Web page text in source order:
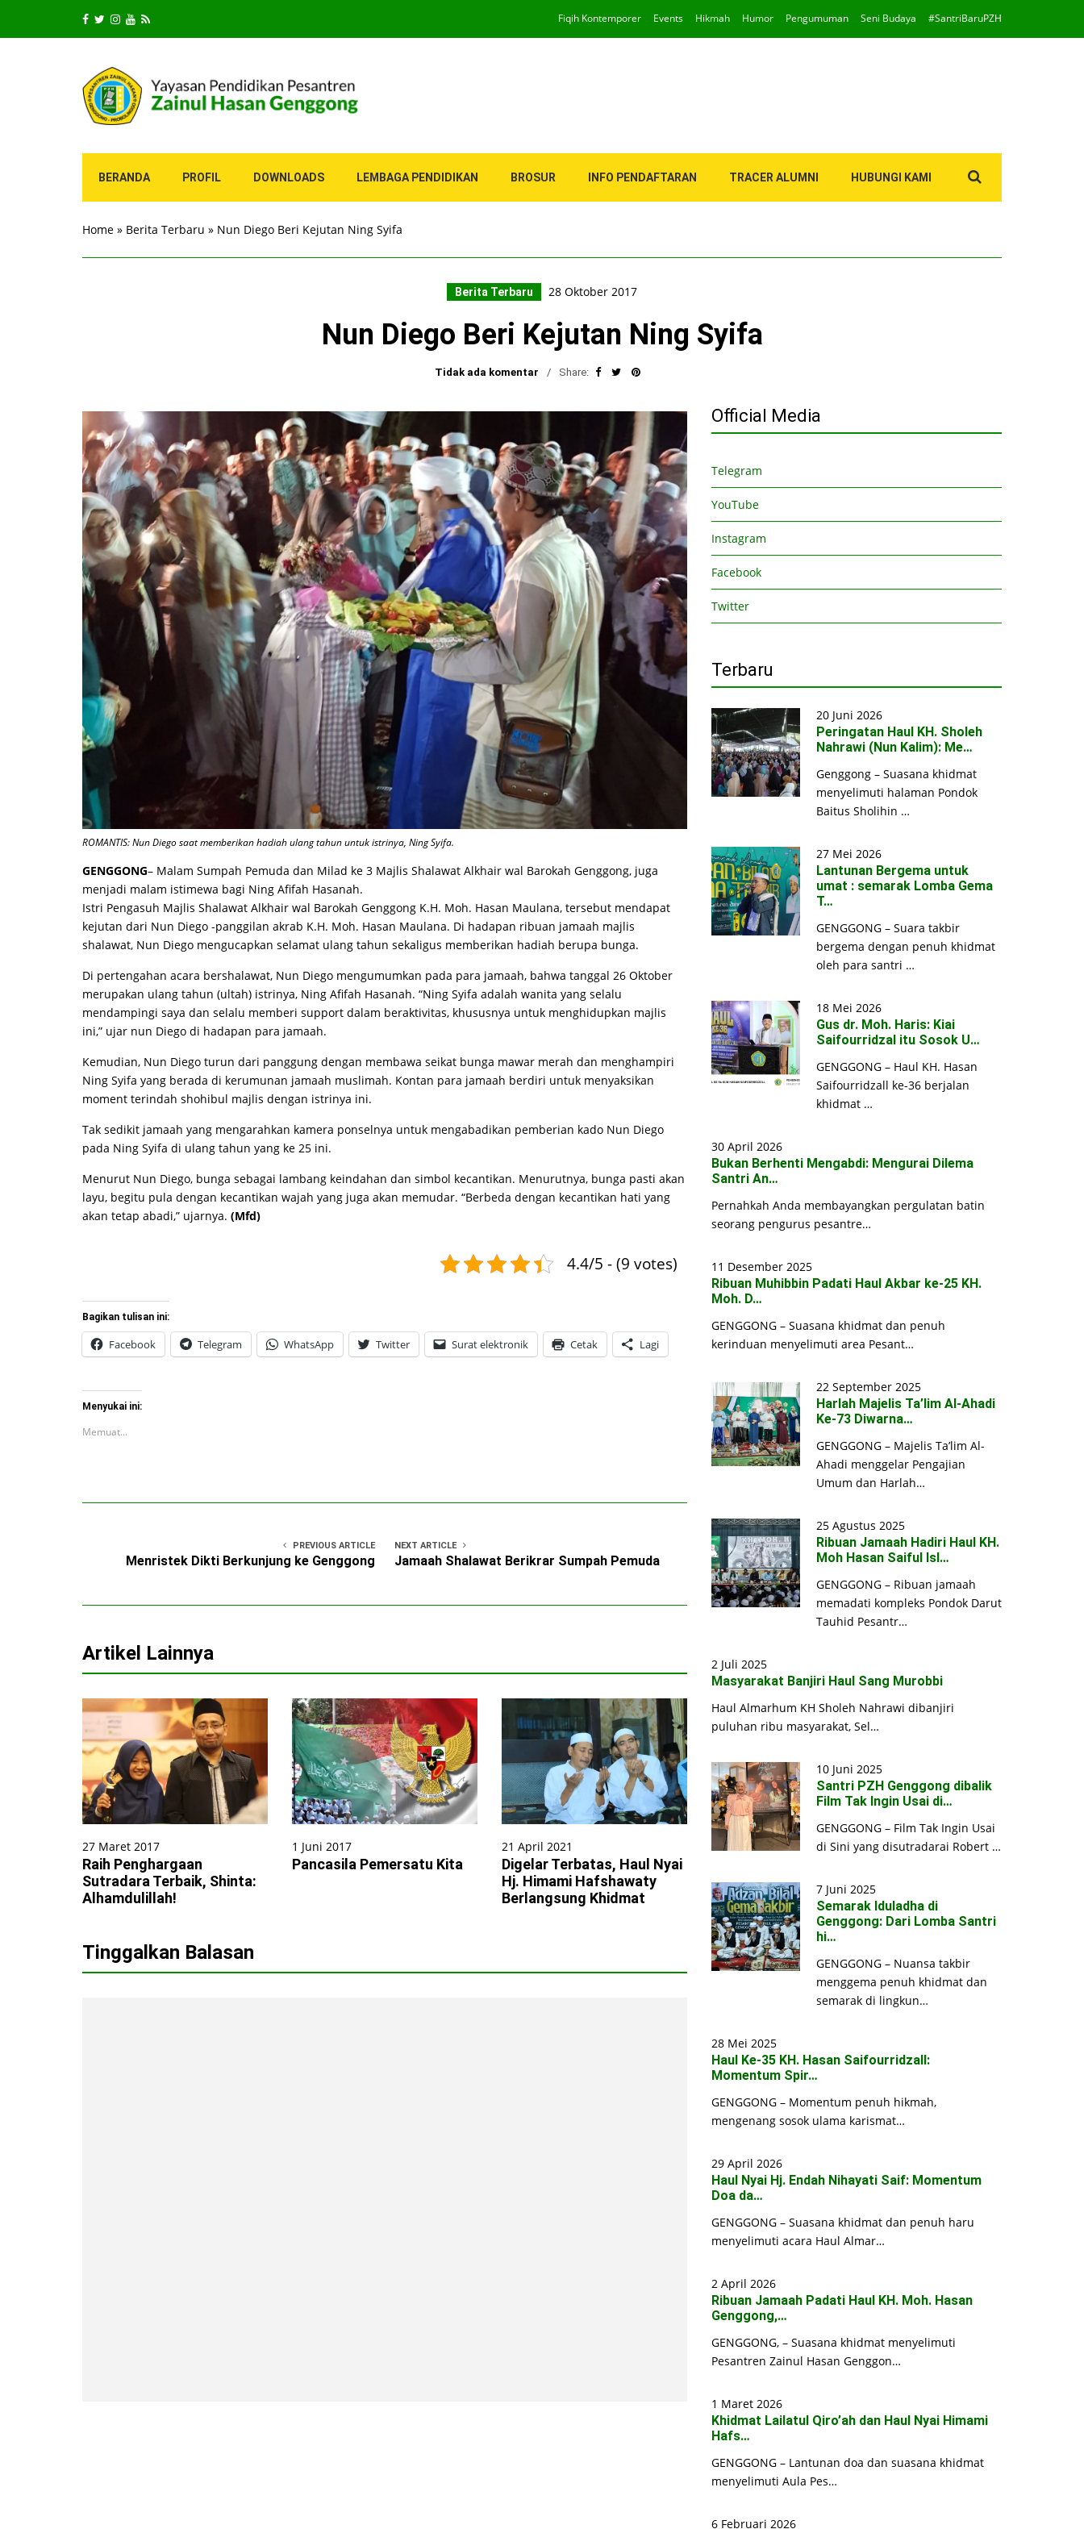
Fiqih Kontemporer Events Hikmah Humor Pengumuman Seni Budaya #SantriBaruPZH
BERANDA PROFIL DOWNLOADS LEMBAGA PENDIDIKAN BROSUR INFO PENDAFTARAN TRACER ALUMNI HUBUNGI KAMI
for:
Home » Berita Terbaru » Nun Diego Beri Kejutan Ning Syifa
Berita Terbaru 28 Oktober 2017
Nun Diego Beri Kejutan Ning Syifa
Tidak ada komentar Share:
ROMANTIS: Nun Diego saat memberikan hadiah ulang tahun untuk istrinya, Ning Syifa.
GENGGONG– Malam Sumpah Pemuda dan Milad ke 3 Majlis Shalawat Alkhair wal Barokah Genggong, juga
menjadi malam istimewa bagi Ning Afifah Hasanah.
Istri Pengasuh Majlis Shalawat Alkhair wal Barokah Genggong K.H. Moh. Hasan Maulana, tersebut mendapat
kejutan dari Nun Diego -panggilan akrab K.H. Moh. Hasan Maulana. Di hadapan ribuan jamaah majlis
shalawat, Nun Diego mengucapkan selamat ulang tahun sekaligus memberikan hadiah berupa bunga.
Di pertengahan acara bershalawat, Nun Diego mengumumkan pada para jamaah, bahwa tanggal 26 Oktober
merupakan ulang tahun (ultah) istrinya, Ning Afifah Hasanah. “Ning Syifa adalah wanita yang selalu
mendampingi saya dan selalu memberi support dalam beraktivitas, khususnya untuk menghidupkan majlis
ini,” ujar nun Diego di hadapan para jamaah.
Kemudian, Nun Diego turun dari panggung dengan membawa seikat bunga mawar merah dan menghampiri
Ning Syifa yang berada di kerumunan jamaah muslimah. Kontan para jamaah berdiri untuk menyaksikan
moment terindah shohibul majlis dengan istrinya ini.
Tak sedikit jamaah yang mengarahkan kamera ponselnya untuk mengabadikan pemberian kado Nun Diego
pada Ning Syifa di ulang tahun yang ke 25 ini.
Menurut Nun Diego, bunga sebagai lambang keindahan dan simbol kecantikan. Menurutnya, bunga pasti akan
layu, begitu pula dengan kecantikan wajah yang juga akan memudar. “Berbeda dengan kecantikan hati yang
akan tetap abadi,” ujarnya. (Mfd)
4.4/5 - (9 votes)
Bagikan tulisan ini:
Facebook Telegram WhatsApp Twitter Surat elektronik Cetak Lagi
Menyukai ini:
Memuat...
PREVIOUS ARTICLE
Menristek Dikti Berkunjung ke Genggong
NEXT ARTICLE
Jamaah Shalawat Berikrar Sumpah Pemuda
Artikel Lainnya
27 Maret 2017
Raih Penghargaan
Sutradara Terbaik, Shinta:
Alhamdulillah!
1 Juni 2017
Pancasila Pemersatu Kita
21 April 2021
Digelar Terbatas, Haul Nyai
Hj. Himami Hafshawaty
Berlangsung Khidmat
Tinggalkan Balasan
Official Media
Telegram
YouTube
Instagram
Facebook
Twitter
Terbaru
20 Juni 2026
Peringatan Haul KH. Sholeh
Nahrawi (Nun Kalim): Me…
Genggong – Suasana khidmat
menyelimuti halaman Pondok
Baitus Sholihin …
27 Mei 2026
Lantunan Bergema untuk
umat : semarak Lomba Gema
T…
GENGGONG – Suara takbir
bergema dengan penuh khidmat
oleh para santri …
18 Mei 2026
Gus dr. Moh. Haris: Kiai
Saifourridzal itu Sosok U…
GENGGONG – Haul KH. Hasan
Saifourridzall ke-36 berjalan
khidmat …
30 April 2026
Bukan Berhenti Mengabdi: Mengurai Dilema
Santri An…
Pernahkah Anda membayangkan pergulatan batin
seorang pengurus pesantre…
11 Desember 2025
Ribuan Muhibbin Padati Haul Akbar ke-25 KH.
Moh. D…
GENGGONG – Suasana khidmat dan penuh
kerinduan menyelimuti area Pesant…
22 September 2025
Harlah Majelis Ta’lim Al-Ahadi
Ke-73 Diwarna…
GENGGONG – Majelis Ta’lim Al-
Ahadi menggelar Pengajian
Umum dan Harlah…
25 Agustus 2025
Ribuan Jamaah Hadiri Haul KH.
Moh Hasan Saiful Isl…
GENGGONG – Ribuan jamaah
memadati kompleks Pondok Darut
Tauhid Pesantr…
2 Juli 2025
Masyarakat Banjiri Haul Sang Murobbi
Haul Almarhum KH Sholeh Nahrawi dibanjiri
puluhan ribu masyarakat, Sel…
10 Juni 2025
Santri PZH Genggong dibalik
Film Tak Ingin Usai di…
GENGGONG – Film Tak Ingin Usai
di Sini yang disutradarai Robert …
7 Juni 2025
Semarak Iduladha di
Genggong: Dari Lomba Santri
hi…
GENGGONG – Nuansa takbir
menggema penuh khidmat dan
semarak di lingkun…
28 Mei 2025
Haul Ke-35 KH. Hasan Saifourridzall:
Momentum Spir…
GENGGONG – Momentum penuh hikmah,
mengenang sosok ulama karismat…
29 April 2026
Haul Nyai Hj. Endah Nihayati Saif: Momentum
Doa da…
GENGGONG – Suasana khidmat dan penuh haru
menyelimuti acara Haul Almar…
2 April 2026
Ribuan Jamaah Padati Haul KH. Moh. Hasan
Genggong,…
GENGGONG, – Suasana khidmat menyelimuti
Pesantren Zainul Hasan Genggon…
1 Maret 2026
Khidmat Lailatul Qiro’ah dan Haul Nyai Himami
Hafs…
GENGGONG – Lantunan doa dan suasana khidmat
menyelimuti Aula Pes…
6 Februari 2026